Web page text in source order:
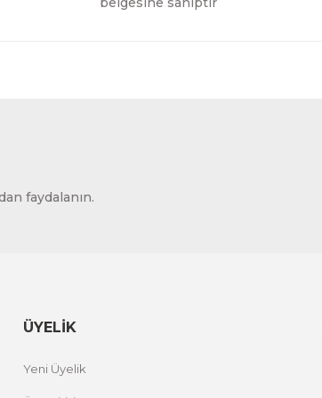
faydalanın.
ÜYELİK
Yeni Üyelik